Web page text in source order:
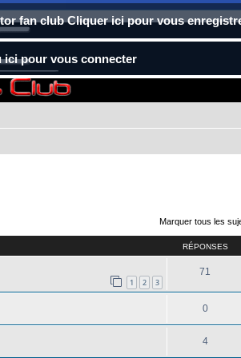
fan club Cliquer ici pour vous
ici pour vous connecter
Marquer tous les
RÉPONSES
1 2 3
71
0
4